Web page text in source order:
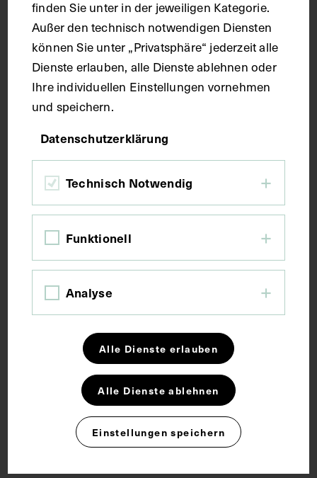
Seitenblatt 37,4 x 27,3 cm
Kurzbeschreibung
Der Text ist die ergänzende Beschreibung in
der Detaildarstellungen von den Muskeln des Groß-
und Kleinzehenballens.
Schlagwörter
Anatomie Fersenbein
Lehrmittel
Muskulatur
Zehe
CC BY-NC-SA 4.0
Zugehörige Objekte
finden Sie unter in der jeweiligen Kategorie.
Außer den technisch notwendigen Diensten
können Sie unter „Privatsphäre“ jederzeit alle
Dienste erlauben, alle Dienste ablehnen oder
Ihre individuellen Einstellungen vornehmen
und speichern.
Datenschutzerklärung
Technisch Notwendig
Funktionell
Analyse
Alle Dienste erlauben
Alle Dienste ablehnen
Einstellungen speichern